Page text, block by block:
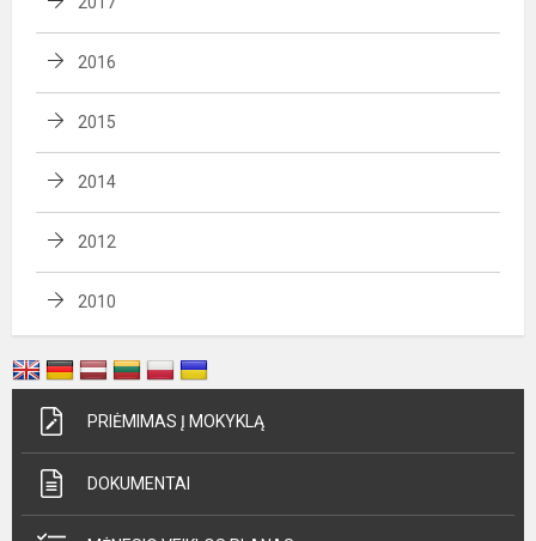
2016
2015
2014
2012
2010
PRIĖMIMAS Į MOKYKLĄ
DOKUMENTAI